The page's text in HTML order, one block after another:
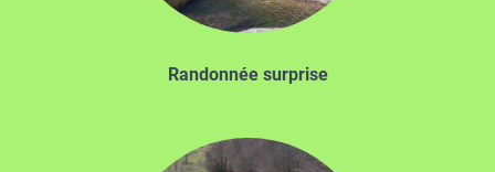
Randonnée surprise